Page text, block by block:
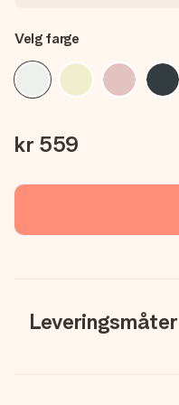
Velg farge
kr 559
Leveringsmåter